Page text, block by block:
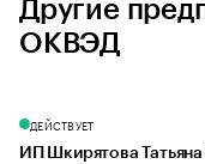
Другие
ОКВЭД
ДЕЙСТВУЕТ
ИП Шкирятова